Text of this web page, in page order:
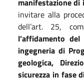
invitare alla
dell’art. 25,
l’affidamento
ingegneria di
geologica,
sicurezza in fase